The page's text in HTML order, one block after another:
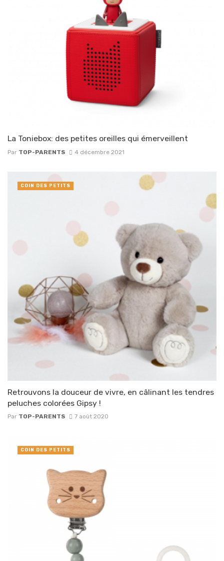
La Toniebox: des petites oreilles qui émerveillent
Par TOP-PARENTS 4 décembre 2021
Retrouvons la douceur de vivre, en câlinant les tendres
peluches colorées Gipsy !
Par TOP-PARENTS 7 août 2020
COIN DES PETITS
COIN DES PETITS